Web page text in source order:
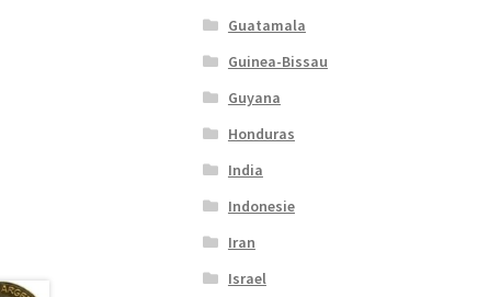
Guatamala
Guinea-Bissau
Guyana
Honduras
India
Indonesie
Iran
Israel